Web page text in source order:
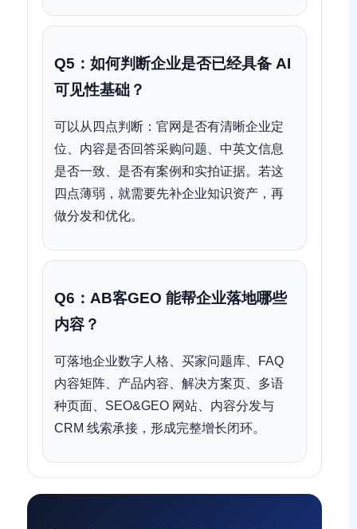
Q5：如何判断企业是否已经具备 AI
可见性基础？
可以从四点判断：官网是否有清晰企业定
位、内容是否回答采购问题、中英文信息
是否一致、是否有案例和实拍证据。若这
四点薄弱，就需要先补企业知识资产，再
做分发和优化。
Q6：AB客GEO 能帮企业落地哪些
内容？
可落地企业数字人格、买家问题库、FAQ
内容矩阵、产品内容、解决方案页、多语
种页面、SEO&GEO 网站、内容分发与
CRM 线索承接，形成完整增长闭环。